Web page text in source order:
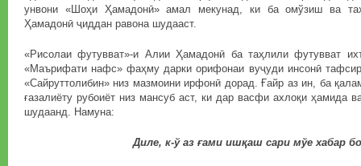
унвони «Шоҳи Ҳамадонӣ» амал мекунад, ки ба омўзиш ва
Ҳамадонӣ ҷиддан равона шудааст.
«Рисолаи футувват»-и Алии Ҳамадонӣ ба таҳлили футувват
«Маърифати нафс» фаҳму дарки орифонаи вуҷуди инсонӣ
«Сайруттолибин» низ мазмоини ирфонӣ дорад. Ғайр аз ин, ба
ғазалиёту рубоиёт низ мансуб аст, ки дар васфи ахлоқи ҳамида
шудаанд. Намуна:
Диле, к-ў аз ғами ишқаш сари мўе хабар